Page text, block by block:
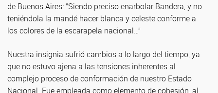
de Buenos Aires: “Siendo preciso enarbolar Bandera, y no
teniéndola la mandé hacer blanca y celeste conforme a
los colores de la escarapela nacional…”
Nuestra insignia sufrió cambios a lo largo del tiempo, ya
que no estuvo ajena a las tensiones inherentes al
complejo proceso de conformación de nuestro Estado
Nacional. Fue empleada como elemento de cohesión, al